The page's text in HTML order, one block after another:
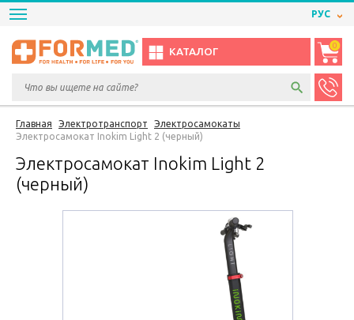
РУС
КАТАЛОГ
0
Главная Электротранспорт
Электросамокаты
Электросамокат Inokim Light 2 (черный)
Электросамокат Inokim Light 2
(черный)